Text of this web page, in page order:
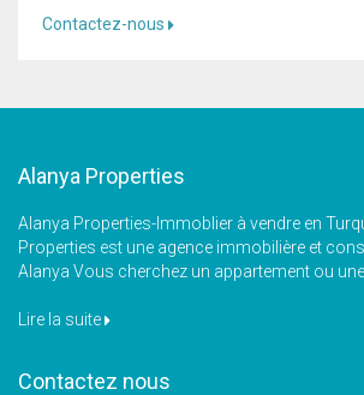
Contactez-nous
Alanya Properties
Alanya Properties-Immoblier à vendre en
Properties est une agence immobilière et
Alanya Vous cherchez un appartement ou une
Lire la suite
Contactez nous